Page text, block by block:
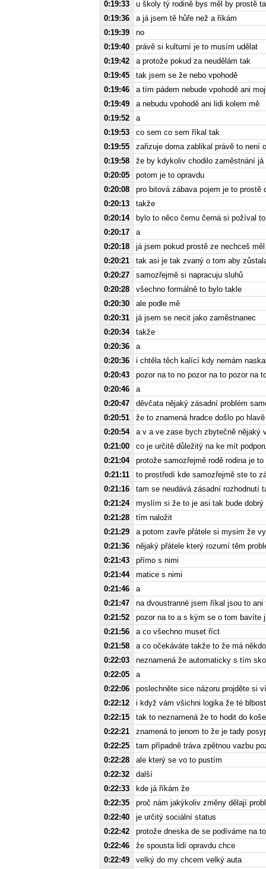
0:19:33
u školy tý rodině bys měl by prostě
0:19:36
a já jsem tě hůře než a říkám
0:19:39
no
0:19:40
právě si kulturní je to musím udělat
0:19:42
a protože pokud za neudělám tak
0:19:45
tak jsem se že nebo vpohodě
0:19:46
a tím pádem nebude vpohodě ani
0:19:49
a nebudu vpohodě ani lidi kolem mě
0:19:52
a
0:19:53
co sem co sem říkal tak
0:19:55
zařizuje doma zablikal právě to není
0:19:58
že by kdykoliv chodilo zaměstnání
0:20:05
potom je to opravdu
0:20:08
pro bitová zábava pojem je to
0:20:13
takže
0:20:14
bylo to něco čemu černá si požíval
0:20:17
a
0:20:18
já jsem pokud prostě ze nechceš
0:20:21
tak asi je tak zvaný o tom aby
0:20:27
samozřejmě si napracuju sluhů
0:20:28
všechno formálně to bylo takle
0:20:30
ale podle mě
0:20:31
já jsem se necit jako zaměstnanec
0:20:34
takže
0:20:36
a
0:20:36
i chtěla těch kalící kdy nemám
0:20:43
pozor na to no pozor na to pozor na
0:20:46
a
0:20:47
děvčata nějaký zásadní problém
0:20:51
že to znamená hradce došlo po
0:20:54
a v a ve zase bych zbytečně nějaký
0:21:00
co je určitě důležitý na ke mít
0:21:04
protože samozřejmě rodě rodina je to
0:21:11
to prostředí kde samozřejmě ste to
0:21:16
tam se neudává zásadní rozhodnutí
0:21:24
myslím si že to je asi tak bude
0:21:28
tím naložit
0:21:29
a potom zavře přátele si mysim že
0:21:36
nějaký přátele který rozumí těm
0:21:43
přímo s nimi
0:21:44
matice s nimi
0:21:46
a
0:21:47
na dvoustranné jsem říkal jsou to
0:21:52
pozor na to a s kým se o tom bavíte
0:21:56
a co všechno muset říct
0:21:58
a co očekáváte takže to že má
0:22:03
neznamená že automaticky s tím
0:22:05
a
0:22:06
poslechněte sice názoru projděte si
0:22:12
i když vám všichni logika že té blbost
0:22:15
tak to neznamená že to hodit do
0:22:21
znamená to jenom to že je tady
0:22:25
tam případně tráva zpětnou vazbu
0:22:28
ale který se vo to pustím
0:22:32
další
0:22:33
kde já říkám že
0:22:35
proč nám jakýkoliv změny dělají
0:22:40
je určitý sociální status
0:22:42
protože dneska de se podíváme na to
0:22:46
že spousta lidí opravdu chce
0:22:49
velký do my chcem velký auta